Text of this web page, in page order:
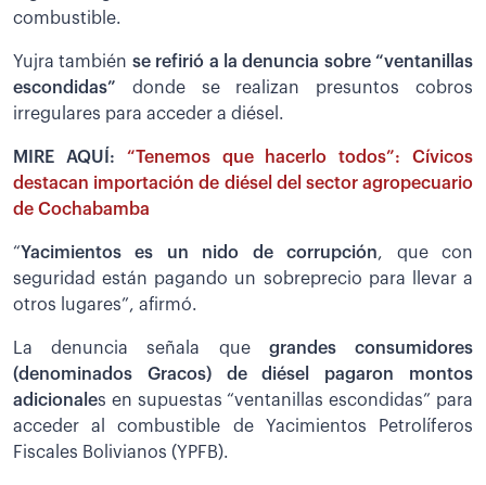
combustible.
Yujra también se refirió a la denuncia sobre “ventanillas
escondidas” donde se realizan presuntos cobros
irregulares para acceder a diésel.
MIRE AQUÍ: “Tenemos que hacerlo todos”: Cívicos
destacan importación de diésel del sector agropecuario
de Cochabamba
“Yacimientos es un nido de corrupción, que con
seguridad están pagando un sobreprecio para llevar a
otros lugares”, afirmó.
La denuncia señala quegrandes consumidores
(denominados Gracos) de diésel pagaron montos
adicionales en supuestas “ventanillas escondidas” para
acceder al combustible de Yacimientos Petrolíferos
Fiscales Bolivianos (YPFB).